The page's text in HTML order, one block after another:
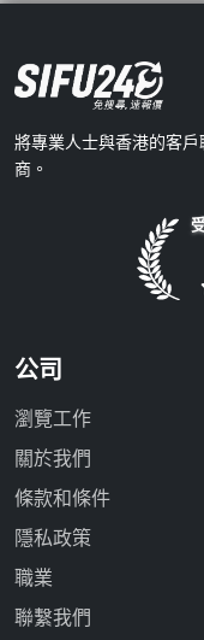
將專業人士與香港的客
商。
公司
瀏覽工作
關於我們
條款和條件
隱私政策
職業
聯繫我們